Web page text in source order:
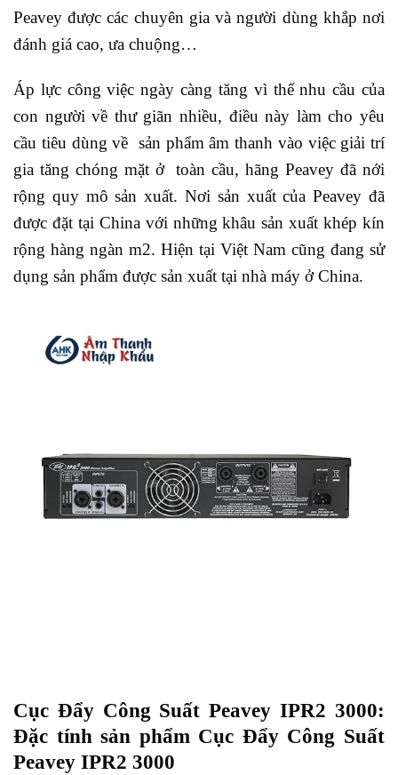
Peavey được các chuyên gia và người dùng khắp nơi
đánh giá cao, ưa chuộng…
Áp lực công việc ngày càng tăng vì thế nhu cầu của
con người về thư giãn nhiều, điều này làm cho yêu
cầu tiêu dùng về sản phẩm âm thanh vào việc giải trí
gia tăng chóng mặt ở toàn cầu, hãng Peavey đã nới
rộng quy mô sản xuất. Nơi sản xuất của Peavey đã
được đặt tại China với những khâu sản xuất khép kín
rộng hàng ngàn m2. Hiện tại Việt Nam cũng đang sử
dụng sản phẩm được sản xuất tại nhà máy ở China.
Cục Đẩy Công Suất Peavey IPR2 3000:
Đặc tính sản phẩm Cục Đẩy Công Suất
Peavey IPR2 3000